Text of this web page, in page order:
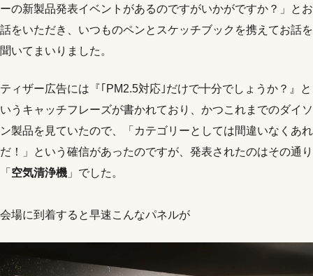
ーの新製品発表イベントがあるのですがいかがですか？」とお
話をいただき、いつものペンとスケッチブックを携えてお話を
聞いてまいりました。
ティザー広告には『｢PM2.5対応｣だけで十分でしょうか？』と
いうキャッチフレーズが書かれており、かつこれまでのダイソ
ン製品を見ていたので、「カテゴリーとしては間違いなくあれ
だ！」という確信があったのですが、発表されたのはその通り
「 空気清浄機 」でした。
会場に到着すると早速こんなパネルが